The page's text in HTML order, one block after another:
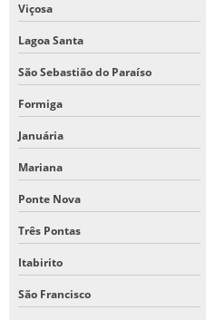
Viçosa
Lagoa Santa
São Sebastião do Paraíso
Formiga
Januária
Mariana
Ponte Nova
Três Pontas
Itabirito
São Francisco